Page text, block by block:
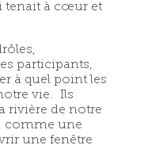
tenait à cœur et
participants,
à quel point les
vie. Ils
rivière de notre
comme une
une fenêtre